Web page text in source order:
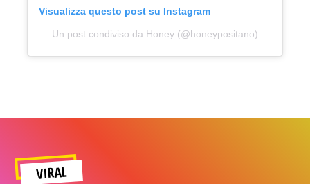
Visualizza questo post su Instagram
Un post condiviso da Honey (@honeypositano)
VIRAL